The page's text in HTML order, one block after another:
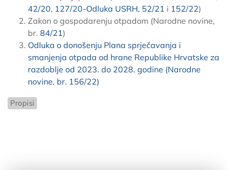
42/20, 127/20-Odluka USRH, 52/21 i 152/22)
Zakon o gospodarenju otpadom (Narodne novine,
br. 84/21)
Odluka o donošenju Plana sprječavanja i
smanjenja otpada od hrane Republike Hrvatske za
razdoblje od 2023. do 2028. godine (Narodne
novine, br. 156/22)
Propisi